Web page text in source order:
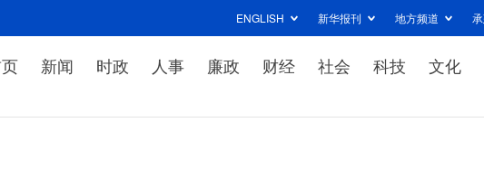
ENGLISH 新华报刊 地方频道
新闻 时政 人事 廉政 财经 社会 科技 文化